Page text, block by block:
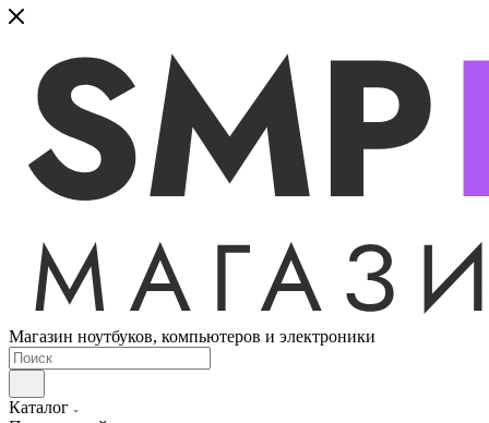
Магазин ноутбуков, компьютеров и электроники
Каталог